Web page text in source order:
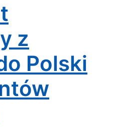
z
Polski